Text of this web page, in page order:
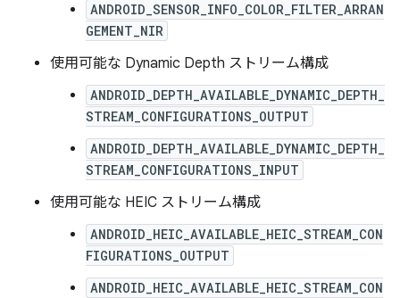
ANDROID_SENSOR_INFO_COLOR_FILTER_ARRAN
GEMENT_NIR
使用可能な Dynamic Depth ストリーム構成
ANDROID_DEPTH_AVAILABLE_DYNAMIC_DEPTH_
STREAM_CONFIGURATIONS_OUTPUT
ANDROID_DEPTH_AVAILABLE_DYNAMIC_DEPTH_
STREAM_CONFIGURATIONS_INPUT
使用可能な HEIC ストリーム構成
ANDROID_HEIC_AVAILABLE_HEIC_STREAM_CON
FIGURATIONS_OUTPUT
ANDROID_HEIC_AVAILABLE_HEIC_STREAM_CON